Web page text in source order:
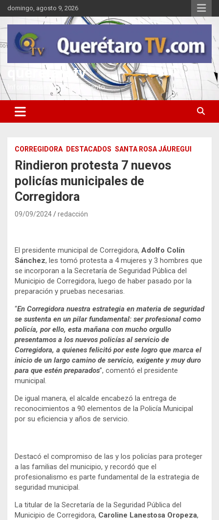
Saltar
al
contenido
domingo, agosto 9, 2026
queretarotv
Información y entretenimiento
CORREGIDORA DESTACADOS SANTA ROSA JÁUREGUI
Rindieron protesta 7 nuevos
policías municipales de
Corregidora
09/09/2024 redacción
El presidente municipal de Corregidora, Adolfo Colín
Sánchez, les tomó protesta a 4 mujeres y 3 hombres que
se incorporan a la Secretaría de Seguridad Pública del
Municipio de Corregidora, luego de haber pasado por la
preparación y pruebas necesarias.
“En Corregidora nuestra estrategia en materia de seguridad
se sustenta en un pilar fundamental: ser profesional como
policía, por ello, esta mañana con mucho orgullo
presentamos a los nuevos policías al servicio de
Corregidora, a quienes felicitó por este logro que marca el
inicio de un largo camino de servicio, exigente y muy duro
para que estén preparados”, comentó el presidente
municipal.
De igual manera, el alcalde encabezó la entrega de
reconocimientos a 90 elementos de la Policía Municipal
por su eficiencia y años de servicio.
Destacó el compromiso de las y los policías para proteger
a las familias del municipio, y recordó que el
profesionalismo es parte fundamental de la estrategia de
seguridad municipal.
La titular de la Secretaría de la Seguridad Pública del
Municipio de Corregidora, Caroline Lanestosa Oropeza,